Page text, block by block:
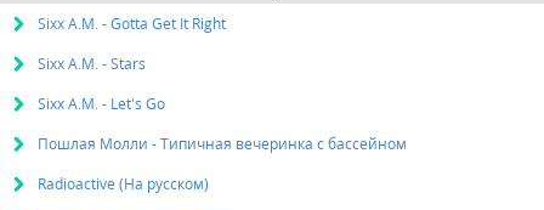
Sixx A.M. - Gotta Get It Right
Sixx A.M. - Stars
Sixx A.M. - Let's Go
Пошлая Молли - Типичная вечеринка с бассейном
Radioactive (На русском)